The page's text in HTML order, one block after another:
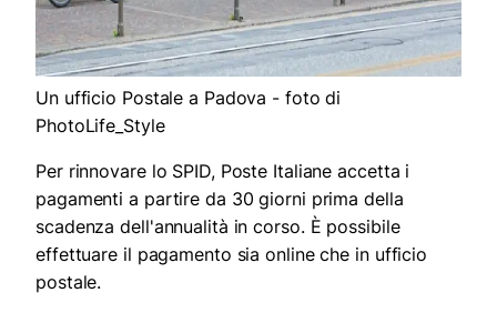
Un ufficio Postale a Padova - foto di
PhotoLife_Style
Per rinnovare lo SPID, Poste Italiane accetta i
pagamenti a partire da 30 giorni prima della
scadenza dell'annualità in corso. È possibile
effettuare il pagamento sia online che in ufficio
postale.